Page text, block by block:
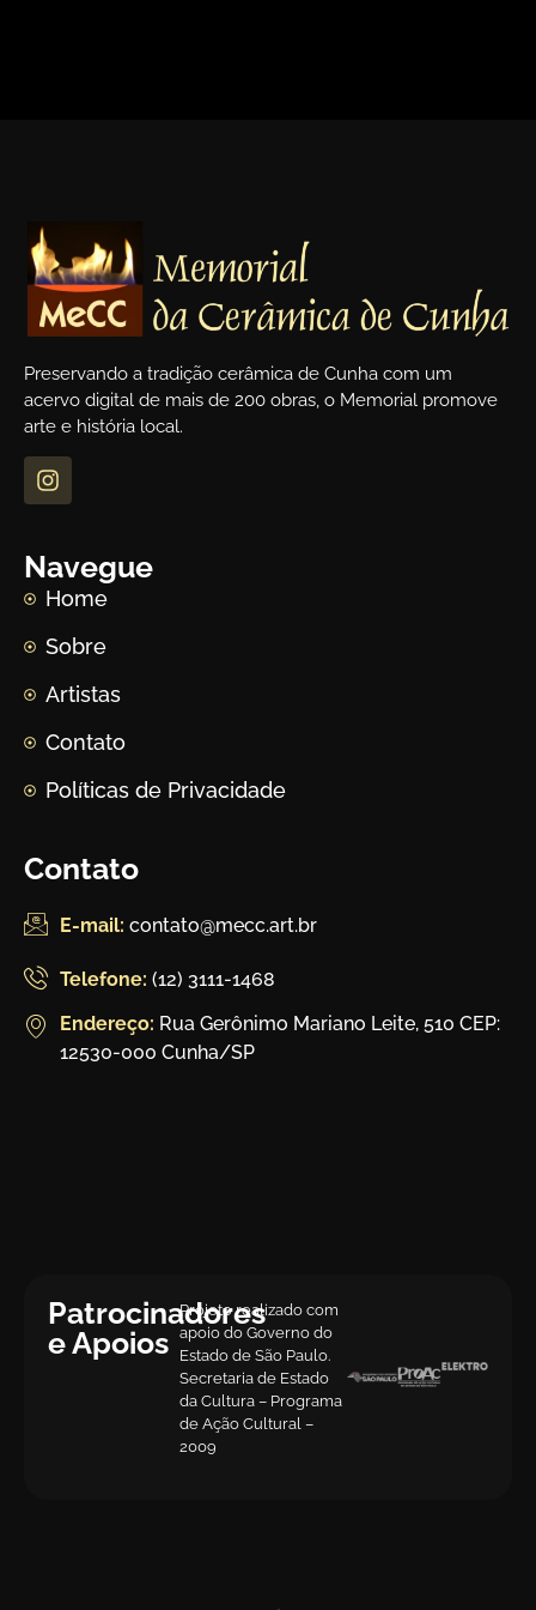
Preservando a tradição cerâmica de Cunha com um
acervo digital de mais de 200 obras, o Memorial promove
arte e história local.
Navegue
Home
Sobre
Artistas
Contato
Políticas de Privacidade
Contato
E-mail: contato@mecc.art.br
Telefone: (12) 3111-1468
Endereço: Rua Gerônimo Mariano Leite, 510 CEP:
12530-000 Cunha/SP
Patrocinadores
e Apoios
Projeto realizado com
apoio do Governo do
Estado de São Paulo.
Secretaria de Estado
da Cultura – Programa
de Ação Cultural –
2009